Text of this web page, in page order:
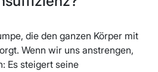
die den ganzen Körper mit
Wenn wir uns anstrengen,
Es steigert seine